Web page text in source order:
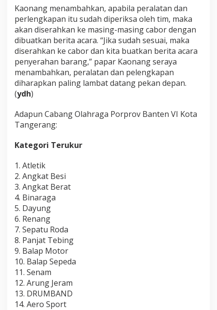
Kaonang menambahkan, apabila peralatan dan
perlengkapan itu sudah diperiksa oleh tim, maka
akan diserahkan ke masing-masing cabor dengan
dibuatkan berita acara. “Jika sudah sesuai, maka
diserahkan ke cabor dan kita buatkan berita acara
penyerahan barang,” papar Kaonang seraya
menambahkan, peralatan dan pelengkapan
diharapkan paling lambat datang pekan depan.
(ydh)
Adapun Cabang Olahraga Porprov Banten VI Kota
Tangerang:
Kategori Terukur
1. Atletik
2. Angkat Besi
3. Angkat Berat
4. Binaraga
5. Dayung
6. Renang
7. Sepatu Roda
8. Panjat Tebing
9. Balap Motor
10. Balap Sepeda
11. Senam
12. Arung Jeram
13. DRUMBAND
14. Aero Sport